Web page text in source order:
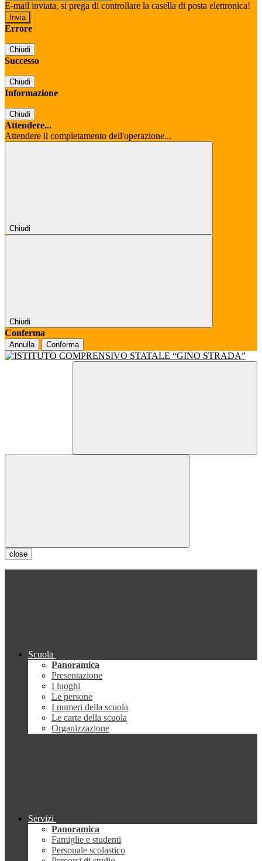
E-mail inviata, si prega di controllare la casella di posta elettronica!
Errore
Chiudi
Successo
Chiudi
Informazione
Chiudi
Attendere...
Attendere il completamento dell'operazione...
Chiudi
Chiudi
Conferma
Annulla Conferma
close
Scuola
Panoramica
Presentazione
I luoghi
Le persone
I numeri della scuola
Le carte della scuola
Organizzazione
Servizi
Panoramica
Famiglie e studenti
Personale scolastico